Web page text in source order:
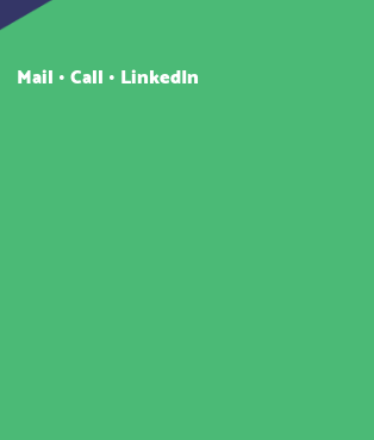
Mail •Call • LinkedIn